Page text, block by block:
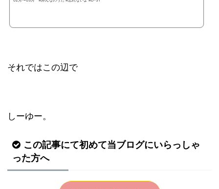
それではこの辺で
しーゆー。
この記事にて初めて当ブログにいらっしゃ
った方へ